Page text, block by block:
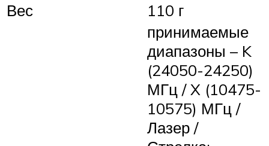
Вес
110 г
принимаемые
диапазоны – K
(24050-24250)
МГц / X (10475-
10575) МГц /
Лазер /